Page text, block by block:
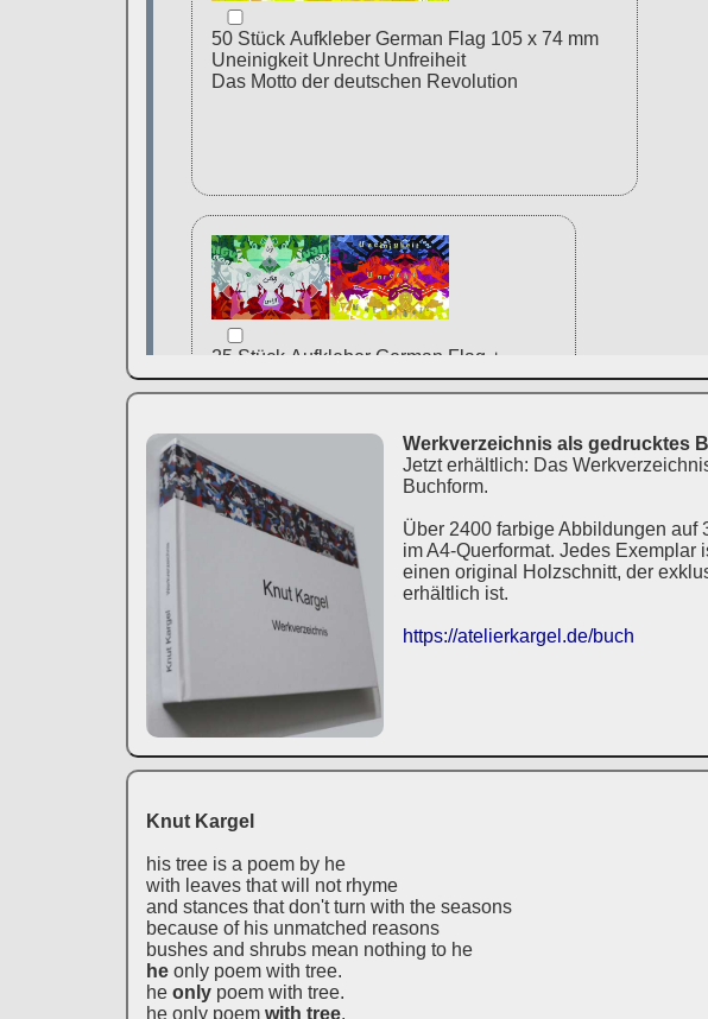
Werkverzeichnis als gedrucktes
Jetzt erhältlich: Das
Buchform.
Über 2400 farbige Abbildungen auf
im A4-Querformat. Jedes Exemplar
einen original Holzschnitt, der
erhältlich ist.
https://atelierkargel.de/buch
Knut Kargel
his tree is a poem by he
with leaves that will not rhyme
and stances that don't turn with the seasons
because of his unmatched reasons
bushes and shrubs mean nothing to he
he only poem with tree.
he only poem with tree.
he only poem with tree.